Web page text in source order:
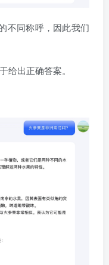
不同称呼，因此我们
给出正确答案。